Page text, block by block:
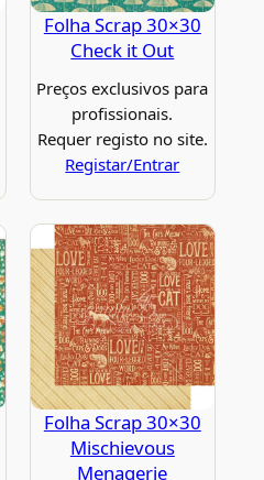
Folha Scrap 30×30
Check it Out
Preços exclusivos para
profissionais.
Requer registo no site.
Registar/Entrar
Folha Scrap 30×30
Mischievous
Menagerie